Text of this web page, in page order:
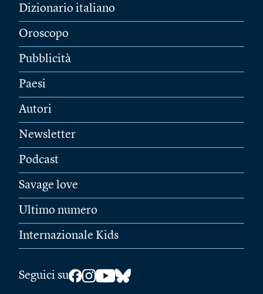
Dizionario italiano
Oroscopo
Pubblicità
Paesi
Autori
Newsletter
Podcast
Savage love
Ultimo numero
Internazionale Kids
Seguici su